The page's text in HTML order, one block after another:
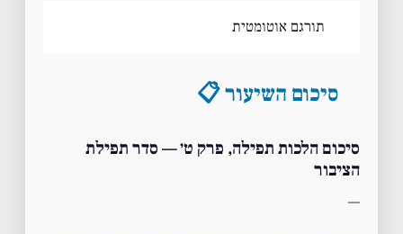
תורגם אוטומטית
סיכום השיעור 📋
סיכום הלכות תפילה, פרק ט׳ — סדר תפילת
הציבור
—